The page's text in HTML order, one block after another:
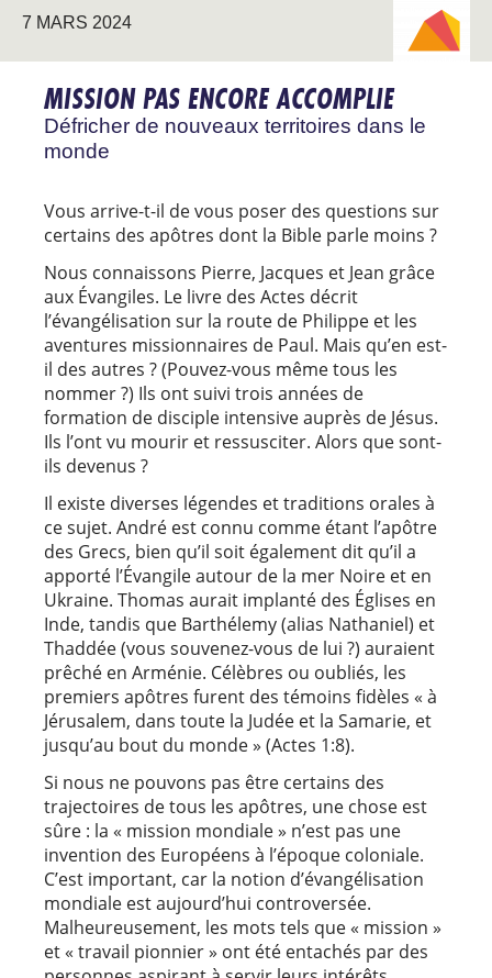
7 MARS 2024
MISSION PAS ENCORE ACCOMPLIE
Défricher de nouveaux territoires dans le
monde
Vous arrive-t-il de vous poser des questions sur
certains des apôtres dont la Bible parle moins ?
Nous connaissons Pierre, Jacques et Jean grâce
aux Évangiles. Le livre des Actes décrit
l’évangélisation sur la route de Philippe et les
aventures missionnaires de Paul. Mais qu’en est-
il des autres ? (Pouvez-vous même tous les
nommer ?) Ils ont suivi trois années de
formation de disciple intensive auprès de Jésus.
Ils l’ont vu mourir et ressusciter. Alors que sont-
ils devenus ?
Il existe diverses légendes et traditions orales à
ce sujet. André est connu comme étant l’apôtre
des Grecs, bien qu’il soit également dit qu’il a
apporté l’Évangile autour de la mer Noire et en
Ukraine. Thomas aurait implanté des Églises en
Inde, tandis que Barthélemy (alias Nathaniel) et
Thaddée (vous souvenez-vous de lui ?) auraient
prêché en Arménie. Célèbres ou oubliés, les
premiers apôtres furent des témoins fidèles « à
Jérusalem, dans toute la Judée et la Samarie, et
jusqu’au bout du monde » (Actes 1:8).
Si nous ne pouvons pas être certains des
trajectoires de tous les apôtres, une chose est
sûre : la « mission mondiale » n’est pas une
invention des Européens à l’époque coloniale.
C’est important, car la notion d’évangélisation
mondiale est aujourd’hui controversée.
Malheureusement, les mots tels que « mission »
et « travail pionnier » ont été entachés par des